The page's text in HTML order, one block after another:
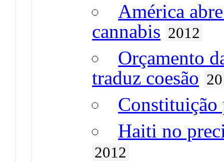
América
cannabis 2012
Orçamento
traduz coesão
Constituição
Haiti no
2012